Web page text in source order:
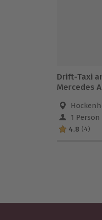
Drift-Taxi
Mercedes
1 Person
4.8 (4)